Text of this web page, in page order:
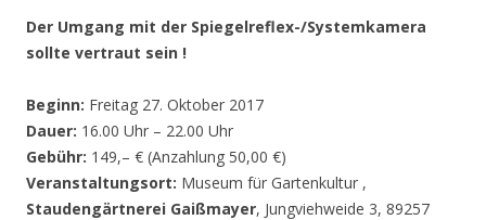
Der Umgang mit der Spiegelreflex-/Systemkamera
sollte vertraut sein !
Beginn: Freitag 27. Oktober 2017
Dauer: 16.00 Uhr – 22.00 Uhr
Gebühr: 149,– € (Anzahlung 50,00 €)
Veranstaltungsort: Museum für Gartenkultur ,
Staudengärtnerei Gaißmayer, Jungviehweide 3, 89257